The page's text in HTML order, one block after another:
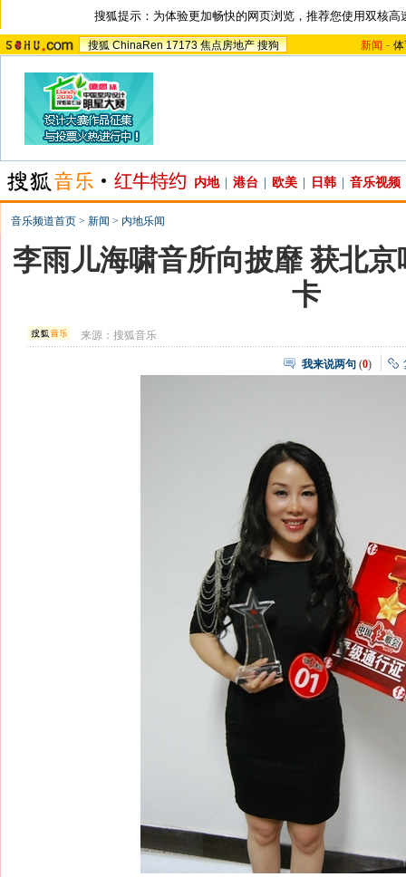
搜狐提示：为体验更加畅快的网页浏览，推荐您使用双核高
搜狐 ChinaRen 17173 焦点房地产 搜狗 新闻 -
内地 港台 欧美 日韩 音乐视频
音乐频道首页 > 新闻 > 内地乐闻
李雨儿海啸音所向披靡 获北
卡
来源：搜狐音乐
我来说两句 (0)